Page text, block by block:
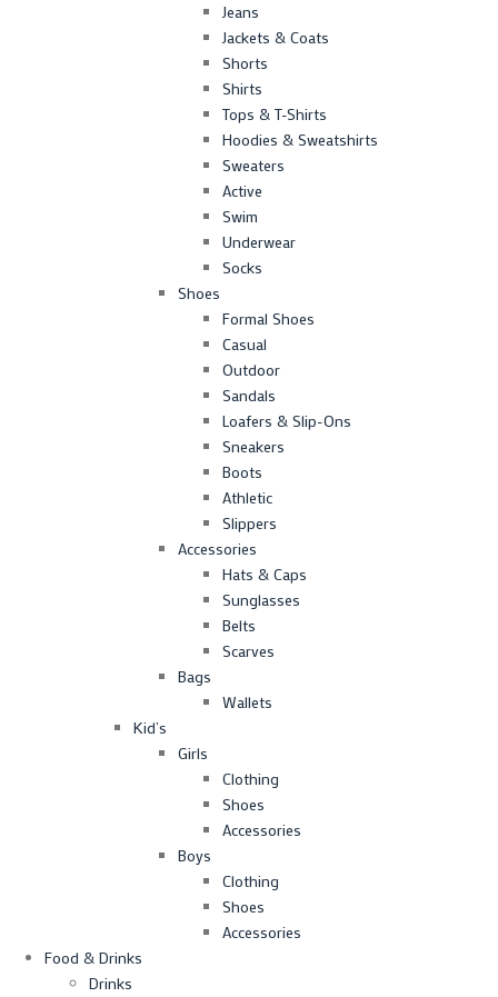
Jeans
Jackets & Coats
Shorts
Shirts
Tops & T-Shirts
Hoodies & Sweatshirts
Sweaters
Active
Swim
Underwear
Socks
Shoes
Formal Shoes
Casual
Outdoor
Sandals
Loafers & Slip-Ons
Sneakers
Boots
Athletic
Slippers
Accessories
Hats & Caps
Sunglasses
Belts
Scarves
Bags
Wallets
Kid’s
Girls
Clothing
Shoes
Accessories
Boys
Clothing
Shoes
Accessories
Food & Drinks
Drinks